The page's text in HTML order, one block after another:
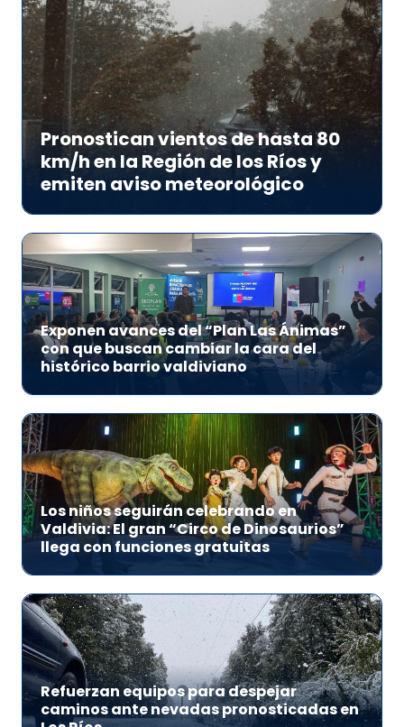
Pronostican vientos de hasta 80
km/h en la Región de los Ríos y
emiten aviso meteorológico
Exponen avances del “Plan Las Ánimas”
con que buscan cambiar la cara del
histórico barrio valdiviano
Los niños seguirán celebrando en
Valdivia: El gran “Circo de Dinosaurios”
llega con funciones gratuitas
Refuerzan equipos para despejar
caminos ante nevadas pronosticadas en